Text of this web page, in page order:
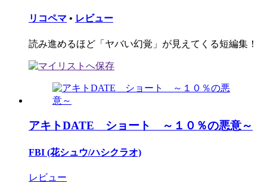
リコペマ • レビュー
読み進めるほど「ヤバい幻覚」が見えてくる短編集！
アキトDATE ショート ～１０％の悪意～
FBI (花シュウ/ハシクラオ)
レビュー